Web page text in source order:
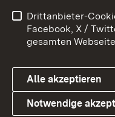
Link zum Landesportal
Benutzungshinweise
Datenschutz
Drittanbieter-
Facebook, X /
gesamten
Alle akzeptieren
Notwendige